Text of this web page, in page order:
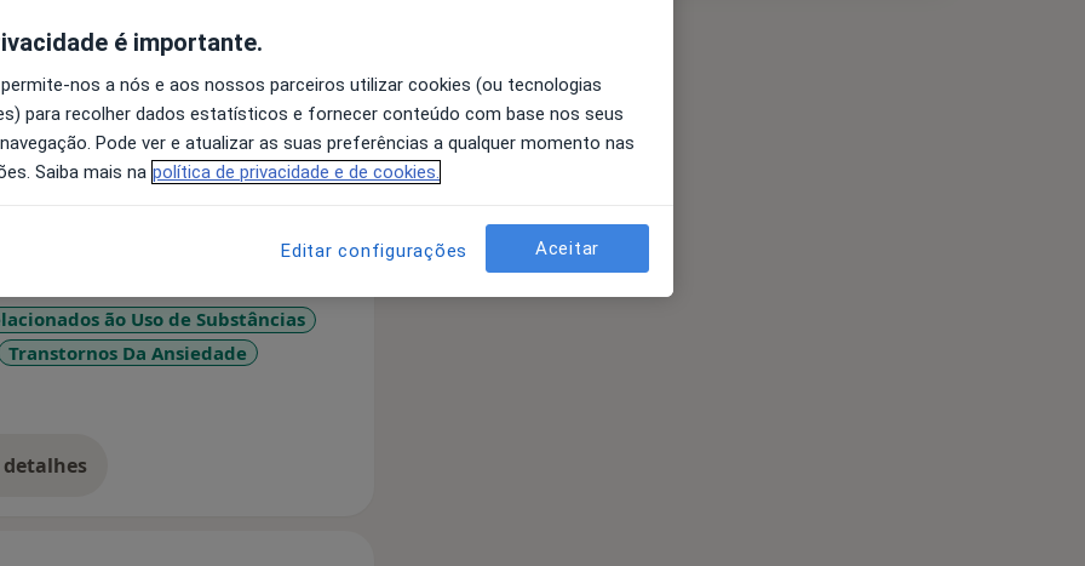
12 anos foi desenvolvido no
psicossocial. Durante estes anos
avaliação psicológica
um programa de reabilitação
mental grave.
e adultos, com
percurso no Mindfulness,
anos iniciei o meu processo de
for Mindfulness Research and
Psicóloga Clínica, baseada nas
ão Uso de Substâncias
Transtornos Da Ansiedade
a experiência
é importante.
nos a nós e aos nossos parceiros utilizar cookies (ou tecnologias
para recolher dados estatísticos e fornecer conteúdo com base nos seus
Pode ver e atualizar as suas preferências a qualquer momento nas
Saiba mais na política de privacidade e de cookies.
Editar configurações Aceitar